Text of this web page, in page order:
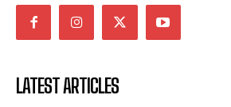
LATEST ARTICLES